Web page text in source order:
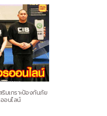
มเกราะป้องกันภัย
อนไลน์